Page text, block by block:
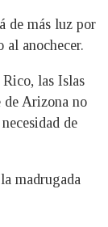
de más luz por
al anochecer.
las Islas
de Arizona no
de
madrugada